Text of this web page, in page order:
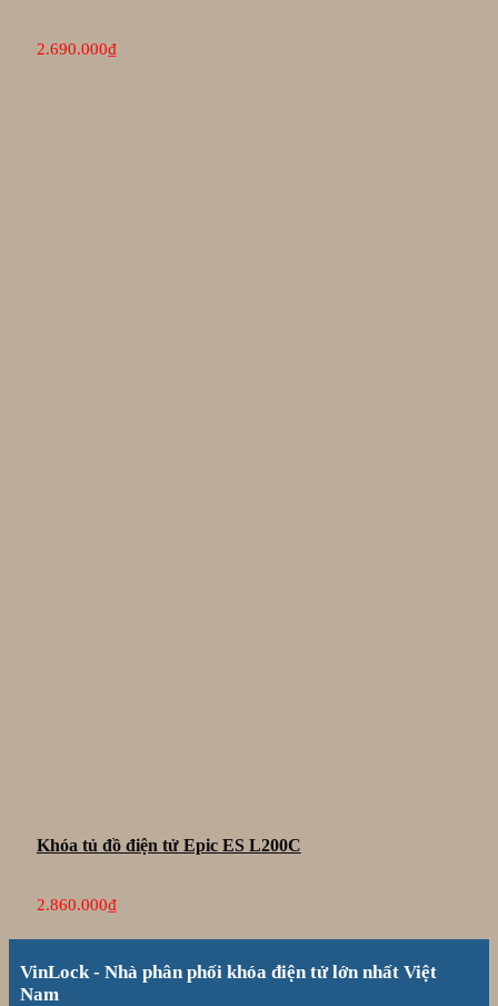
2.690.000₫
Khóa tủ đồ điện tử Epic ES L200C
2.860.000₫
VinLock - Nhà phân phối khóa điện tử lớn nhất Việt
Nam